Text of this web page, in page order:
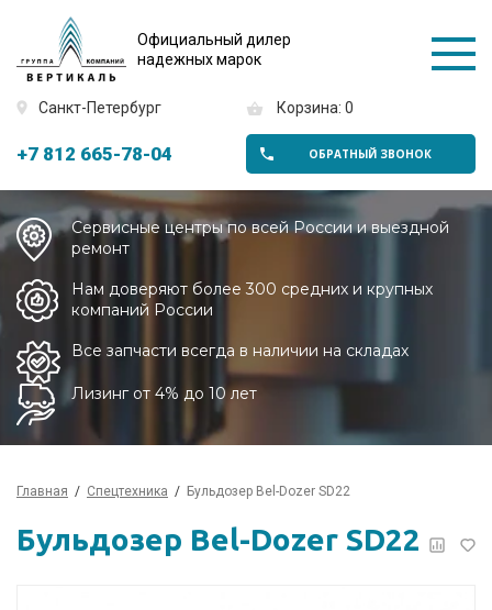
Официальный дилер
надежных марок
Санкт-Петербург Корзина: 0
+7 812 665-78-04 ОБРАТНЫЙ ЗВОНОК
Сервисные центры по всей России и выездной
ремонт
Нам доверяют более 300 средних и крупных
компаний России
Все запчасти всегда в наличии на складах
Лизинг от 4% до 10 лет
Главная Спецтехника Бульдозер Bel-Dozer SD22
Бульдозер Bel-Dozer SD22